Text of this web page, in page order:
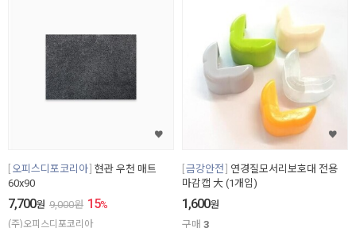
오피스디포코리아 현관 우천 매트
60x90
7,700원 9,000원 15%
(주)오피스디포코리아
금강안전
연경질모서리보호대 전용
마감캡 大 (1개입)
1,600원
구매 3